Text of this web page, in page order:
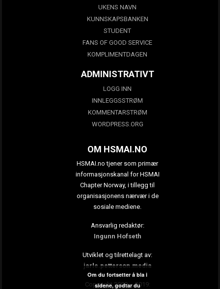
UKENS NAVN
KUNNSKAPSBANKEN
STUDENT
FANS OF GOOD SERVICE
KOMPLIMENTDAGEN
ADMINISTRATIVT
LOGG INN
INNLEGGSSTRØM
KOMMENTARSTRØM
WORDPRESS.ORG
OM HSMAI.NO
HSMAI.no tjener som primær
informasjonskanal for HSMAI
Chapter Norway, i tillegg til
organisasjonens nærvær i de
sosiale mediene.
Ansvarlig redaktør:
Ingunn Hofseth
Utviklet og tilrettelagt av:
jarle.petterson.media
Copyright 2009 – 2019:
Om du fortsetter å bla i
sidene, godtar du